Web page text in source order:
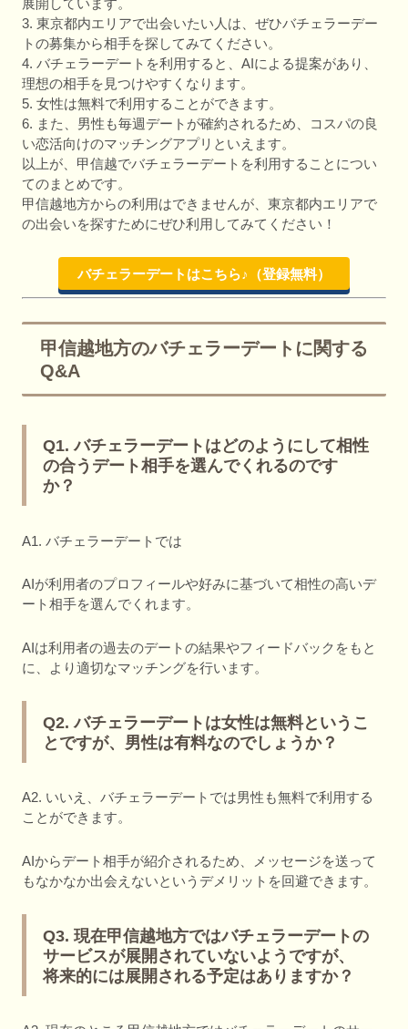
3. 東京都内エリアで出会いたい人は、ぜひバチェラーデー
トの募集から相手を探してみてください。
4. バチェラーデートを利用すると、AIによる提案があり、
理想の相手を見つけやすくなります。
5. 女性は無料で利用することができます。
6. また、男性も毎週デートが確約されるため、コスパの良
い恋活向けのマッチングアプリといえます。
以上が、甲信越でバチェラーデートを利用することについ
てのまとめです。
甲信越地方からの利用はできませんが、東京都内エリアで
の出会いを探すためにぜひ利用してみてください！
バチェラーデートはこちら♪（登録無料）
甲信越地方のバチェラーデートに関する
Q&A
Q1. バチェラーデートはどのようにして相性
の合うデート相手を選んでくれるのです
か？
A1. バチェラーデートでは
AIが利用者のプロフィールや好みに基づいて相性の高いデ
ート相手を選んでくれます。
AIは利用者の過去のデートの結果やフィードバックをもと
に、より適切なマッチングを行います。
Q2. バチェラーデートは女性は無料というこ
とですが、男性は有料なのでしょうか？
A2. いいえ、バチェラーデートでは男性も無料で利用する
ことができます。
AIからデート相手が紹介されるため、メッセージを送って
もなかなか出会えないというデメリットを回避できます。
Q3. 現在甲信越地方ではバチェラーデートの
サービスが展開されていないようですが、
将来的には展開される予定はありますか？